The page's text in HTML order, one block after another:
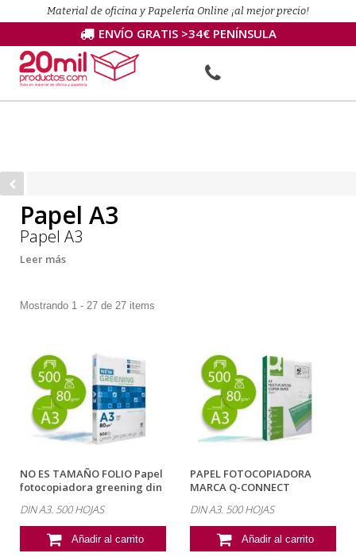
Material de oficina y Papelería Online ¡al mejor precio!
ENVÍO GRATIS >34€ PENÍNSULA
Papel A3
Papel A3
Leer más
Mostrando 1 - 27 de 27 items
NO ES TAMAÑO FOLIO Papel
fotocopiadora greening din
DIN A3. 500 HOJAS
Añadir al carrito
PAPEL FOTOCOPIADORA
MARCA Q-CONNECT
DIN A3. 500 HOJAS
Añadir al carrito